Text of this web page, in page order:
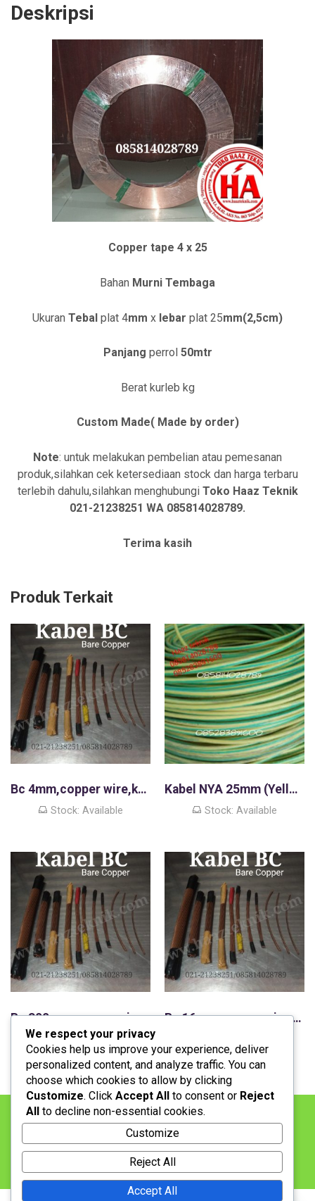
Deskripsi
Copper tape 4 x 25
Bahan Murni Tembaga
Ukuran Tebal plat 4mm x lebar plat 25mm(2,5cm)
Panjang perrol 50mtr
Berat kurleb kg
Custom Made( Made by order)
Note: untuk melakukan pembelian atau pemesanan
produk,silahkan cek ketersediaan stock dan harga terbaru
terlebih dahulu,silahkan menghubungi Toko Haaz Teknik
021-21238251 WA 085814028789.
Terima kasih
Produk Terkait
Bc 4mm,copper wire,kawat tembaga murni
Stock: Available
Kabel NYA 25mm (Yellow green),450-750 Volt
Stock: Available
Bc 300mm,copper wire,kawat tembaga murni
Stock: Available
Bc 16mm,copper wire,kawat tembaga murni
BERANDA LAYANAN KONTAK
LOKASI
PENAWARAN
PEMBAYARAN
JASA PEMASANGAN
We respect your privacy
Cookies help us improve your experience, deliver
personalized content, and analyze traffic. You can
choose which cookies to allow by clicking
Customize. Click Accept All to consent or Reject
All to decline non-essential cookies.
Customize
Reject All
Accept All